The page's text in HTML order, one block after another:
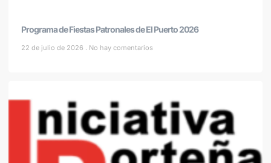
Programa de Fiestas Patronales de El Puerto 2026
22 de julio de 2026 No hay comentarios